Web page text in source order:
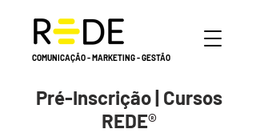
COMUNICAÇÃO - MARKETING - GESTÃO
Pré-Inscrição | Cursos
REDE®